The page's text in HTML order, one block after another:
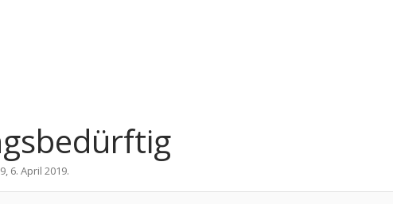
, 6. April 2019.